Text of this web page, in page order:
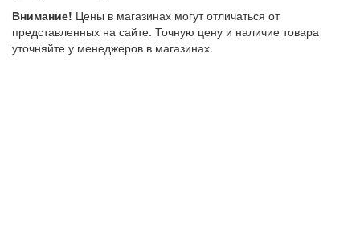
Внимание! Цены в магазинах могут отличаться от
представленных на сайте. Точную цену и наличие товара
уточняйте у менеджеров в магазинах.